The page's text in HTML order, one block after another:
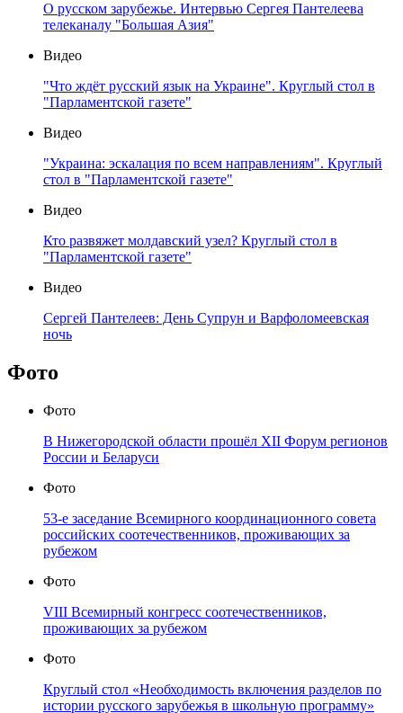
О русском зарубежье. Интервью Сергея Пантелеева
телеканалу "Большая Азия"
Видео
"Что ждёт русский язык на Украине". Круглый стол в
"Парламентской газете"
Видео
"Украина: эскалация по всем направлениям". Круглый
стол в "Парламентской газете"
Видео
Кто развяжет молдавский узел? Круглый стол в
"Парламентской газете"
Видео
Сергей Пантелеев: День Супрун и Варфоломеевская
ночь
Фото
Фото
В Нижегородской области прошёл XII Форум регионов
России и Беларуси
Фото
53-е заседание Всемирного координационного совета
российских соотечественников, проживающих за
рубежом
Фото
VIII Всемирный конгресс соотечественников,
проживающих за рубежом
Фото
Круглый стол «Необходимость включения разделов по
истории русского зарубежья в школьную программу»